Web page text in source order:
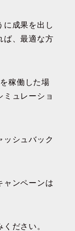
に成果を出し
ば、最適な方
稼働した場
ミュレーショ
ッシュバック
ャンペーンは
ださい。